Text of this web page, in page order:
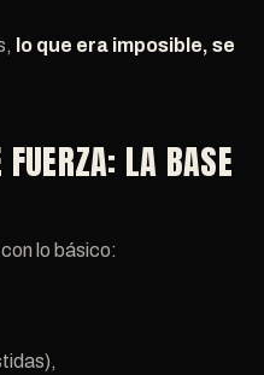
lo que era imposible, se
LA BASE
lo básico: